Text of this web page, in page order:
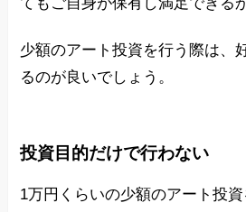
少額のアート投資を行う際は、
るのが良いでしょう。
投資目的だけで行わない
1万円くらいの少額のアート投